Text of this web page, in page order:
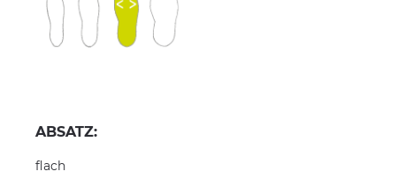
ABSATZ:
flach